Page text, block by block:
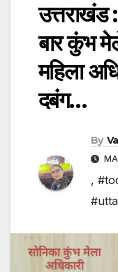
उत्तराखंड
बार कुंभ
महिला
दबंग…
By
,